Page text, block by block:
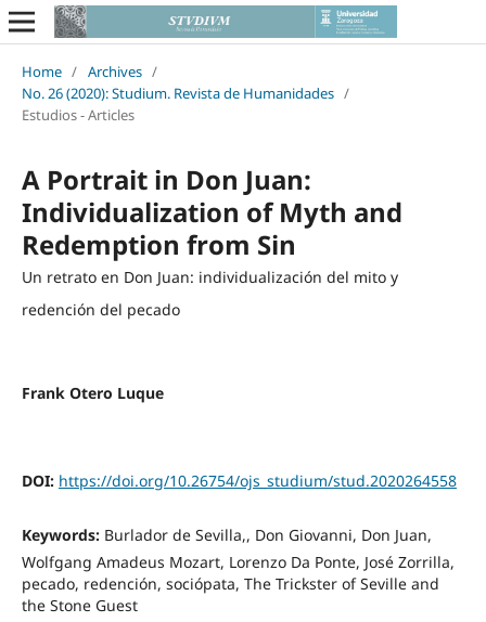
Home / Archives /
No. 26 (2020): Studium. Revista de Humanidades /
Estudios - Articles
A Portrait in Don Juan:
Individualization of Myth and
Redemption from Sin
Un retrato en Don Juan: individualización del mito y
redención del pecado
Frank Otero Luque
DOI: https://doi.org/10.26754/ojs_studium/stud.2020264558
Keywords: Burlador de Sevilla,, Don Giovanni, Don Juan,
Wolfgang Amadeus Mozart, Lorenzo Da Ponte, José Zorrilla,
pecado, redención, sociópata, The Trickster of Seville and
the Stone Guest